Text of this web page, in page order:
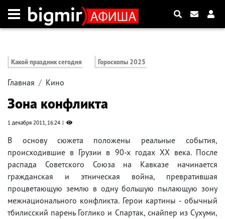
Какой праздник сегодня Гороскопы 2025
Главная Кино
Зона конфликта
1 декабря 2011, 16:24
В основу сюжета положены реальные события,
происходившие в Грузии в 90-х годах ХХ века. После
распада Советского Союза на Кавказе начинается
гражданская и этническая война, превратившая
процветающую землю в одну большую пылающую зону
межнационального конфликта. Герои картины - обычный
тбилисский парень Гоглико и Спартак, снайпер из Сухуми,